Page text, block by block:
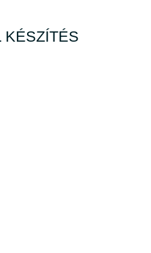
KÉSZÍTÉS